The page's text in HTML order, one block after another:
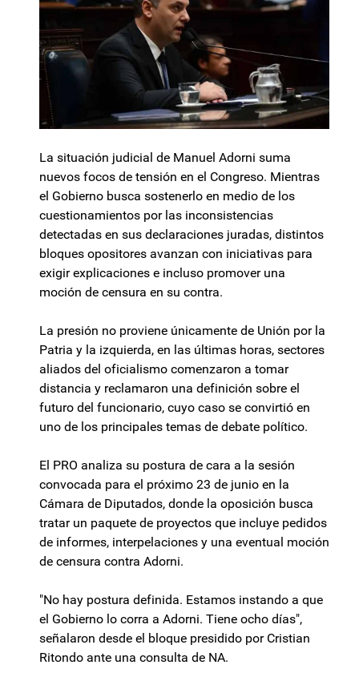
La situación judicial de Manuel Adorni suma
nuevos focos de tensión en el Congreso. Mientras
el Gobierno busca sostenerlo en medio de los
cuestionamientos por las inconsistencias
detectadas en sus declaraciones juradas, distintos
bloques opositores avanzan con iniciativas para
exigir explicaciones e incluso promover una
moción de censura en su contra.
La presión no proviene únicamente de Unión por la
Patria y la izquierda, en las últimas horas, sectores
aliados del oficialismo comenzaron a tomar
distancia y reclamaron una definición sobre el
futuro del funcionario, cuyo caso se convirtió en
uno de los principales temas de debate político.
El PRO analiza su postura de cara a la sesión
convocada para el próximo 23 de junio en la
Cámara de Diputados, donde la oposición busca
tratar un paquete de proyectos que incluye pedidos
de informes, interpelaciones y una eventual moción
de censura contra Adorni.
"No hay postura definida. Estamos instando a que
el Gobierno lo corra a Adorni. Tiene ocho días",
señalaron desde el bloque presidido por Cristian
Ritondo ante una consulta de NA.